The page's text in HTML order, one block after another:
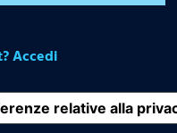
Accedi
relative alla